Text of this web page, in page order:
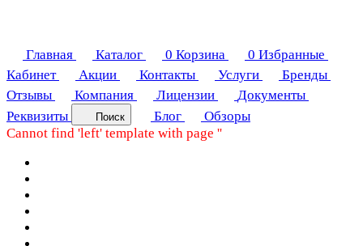
Главная Каталог 0 Корзина 0 Избранные
Кабинет
Акции Контакты Услуги
Бренды
Отзывы
Компания Лицензии
Документы
Реквизиты
Поиск Блог
Обзоры
Cannot find 'left' template with page ''